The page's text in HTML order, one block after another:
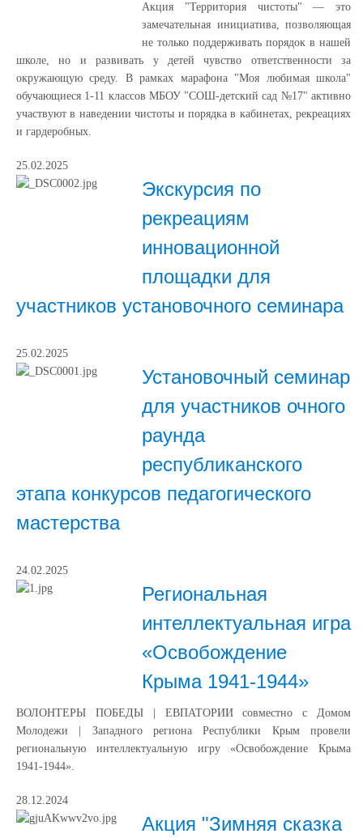
Акция "Территория чистоты" — это
замечательная инициатива, позволяющая
не только поддерживать порядок в нашей
школе, но и развивать у детей чувство ответственности за
окружающую среду. В рамках марафона "Моя любимая школа"
обучающиеся 1-11 классов МБОУ "СОШ-детский сад №17" активно
участвуют в наведении чистоты и порядка в кабинетах, рекреациях
и гардеробных.
25.02.2025
Экскурсия по
рекреациям
инновационной
площадки для
участников установочного семинара
25.02.2025
Установочный семинар
для участников очного
раунда
республиканского
этапа конкурсов педагогического
мастерства
24.02.2025
Региональная
интеллектуальная игра
«Освобождение
Крыма 1941-1944»
ВОЛОНТЕРЫ ПОБЕДЫ | ЕВПАТОРИИ совместно с Домом
Молодежи | Западного региона Республики Крым провели
региональную интеллектуальную игру «Освобождение Крыма
1941-1944».
28.12.2024
Акция "Зимняя сказка